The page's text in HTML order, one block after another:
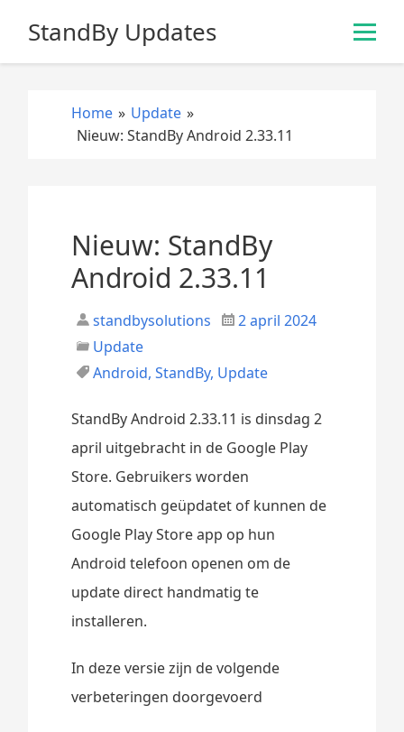
StandBy Updates
Home » Update »
Nieuw: StandBy Android 2.33.11
Nieuw: StandBy
Android 2.33.11
standbysolutions
2 april 2024
Update
Android,StandBy, Update
StandBy Android 2.33.11 is dinsdag 2
april uitgebracht in de Google Play
Store. Gebruikers worden
automatisch geüpdatet of kunnen de
Google Play Store app op hun
Android telefoon openen om de
update direct handmatig te
installeren.
In deze versie zijn de volgende
verbeteringen doorgevoerd